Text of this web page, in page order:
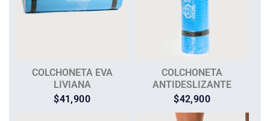
COLCHONETA EVA
LIVIANA
$41,900
COLCHONETA
ANTIDESLIZANTE
$42,900